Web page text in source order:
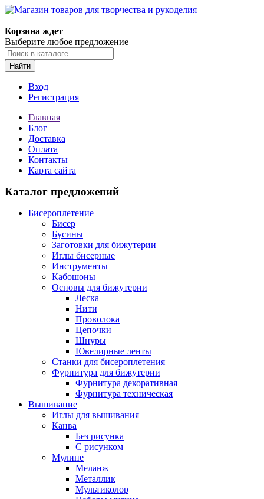
Корзина ждет
Выберите любое предложение
Найти
Вход
Регистрация
Главная
Блог
Доставка
Оплата
Контакты
Карта сайта
Каталог предложений
Бисероплетение
Бисер
Бусины
Заготовки для бижутерии
Иглы бисерные
Инструменты
Кабошоны
Основы для бижутерии
Леска
Нити
Проволока
Цепочки
Шнуры
Ювелирные ленты
Станки для бисероплетения
Фурнитура для бижутерии
Фурнитура декоративная
Фурнитура техническая
Вышивание
Иглы для вышивания
Канва
Без рисунка
С рисунком
Мулине
Меланж
Металлик
Мультиколор